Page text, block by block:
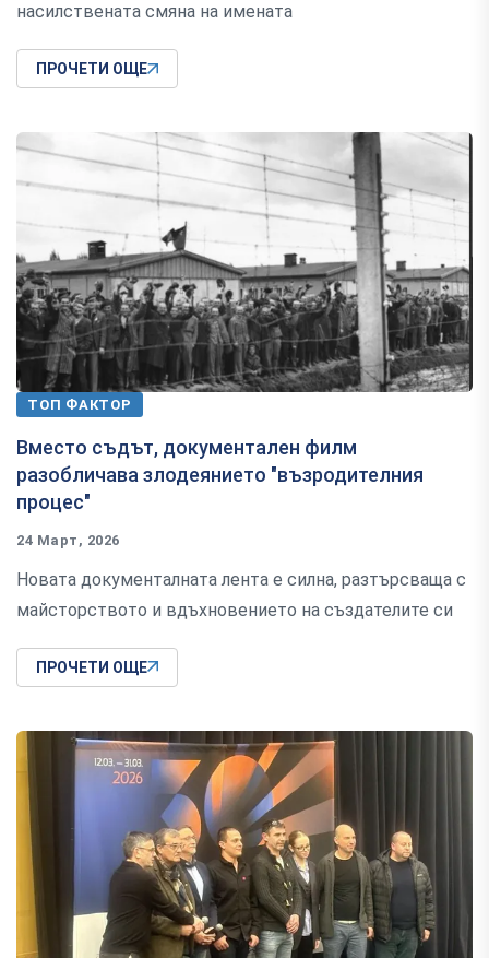
насилствената смяна на имената
ПРОЧЕТИ ОЩЕ
ТОП ФАКТОР
Вместо съдът, документален филм
разобличава злодеянието "възродителния
процес"
24 Март, 2026
Новата документалната лента е силна, разтърсваща с
майсторството и вдъхновението на създателите си
ПРОЧЕТИ ОЩЕ